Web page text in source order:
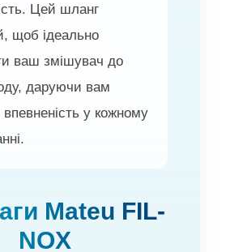
Цей шланг
щоб ідеально
ваш змішувач до
даруючи вам
у кожному
Mateu FIL-
NOX